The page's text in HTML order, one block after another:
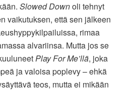
Slowed Downoli tehnyt
vaikutuksen, että sen jälkeen
rimaa
alvariinsa. Mutta jos se
Play For Me’llä, joka
ja valoisa poplevy – ehkä
teos, mutta ei mikään